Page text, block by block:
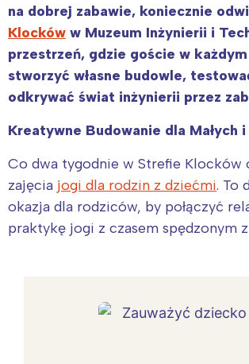
na dobrej zabawie, koniecznie
Klocków w Muzeum Inżynierii i
przestrzeń, gdzie goście w
stworzyć własne budowle,
odkrywać świat inżynierii przez
Kreatywne Budowanie dla Małych i
Co dwa tygodnie w Strefie Klocków
zajęcia jogi dla rodzin z dziećmi. To
okazja dla rodziców, by połączyć
praktykę jogi z czasem spędzonym